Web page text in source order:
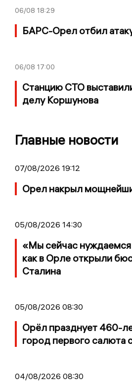
06/08 18:29
БАРС-Орел отбил
06/08 17:00
Станцию СТО
делу Коршунова
Главные новости
07/08/2026 19:12
Орел накрыл
05/08/2026 14:30
«Мы сейчас нуждаемся
как в Орле открыли
Сталина
05/08/2026 08:30
Орёл празднует 460-
город первого салюта
04/08/2026 08:30